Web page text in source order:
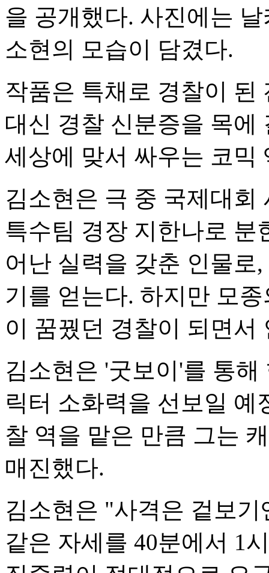
을 공개했다. 사진에는
소현의 모습이 담겼다.
작품은 특채로 경찰이 된
대신 경찰 신분증을 목에
세상에 맞서 싸우는 코믹
김소현은 극 중 국제대회
특수팀 경장 지한나로 분
어난 실력을 갖춘 인물로
기를 얻는다. 하지만 모
이 꿈꿨던 경찰이 되면서
김소현은 '굿보이'를 통
릭터 소화력을 선보일 예
찰 역을 맡은 만큼 그는
매진했다.
김소현은 "사격은 겉보
같은 자세를 40분에서 1